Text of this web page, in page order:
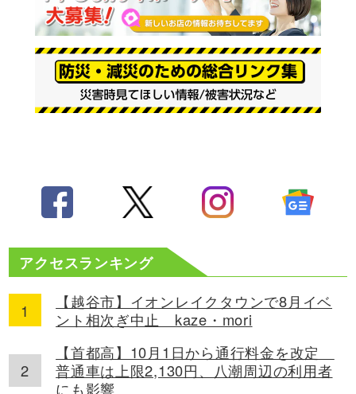
アクセスランキング
【越谷市】イオンレイクタウンで8月イベ
ント相次ぎ中止 kaze・mori
【首都高】10月1日から通行料金を改定
普通車は上限2,130円、八潮周辺の利用者
にも影響